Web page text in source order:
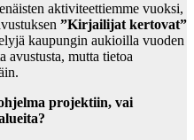
aktiviteettiemme vuoksi,
”Kirjailijat kertovat”
kaupungin aukioilla vuoden
avustusta, mutta tietoa
projektiin, vai